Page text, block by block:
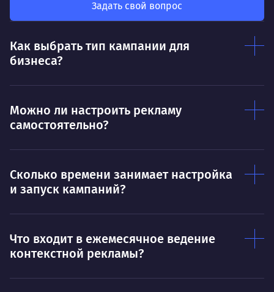
был больше, чем сумма результатов
Нравится
Договариваться.
Ты — это то, что ты делаешь. Этим всё
сказано.
О
Задать свой вопрос
Как выбрать тип кампании для
бизнеса?
Можно ли настроить рекламу
самостоятельно?
Сколько времени занимает настройка
и запуск кампаний?
Что входит в ежемесячное ведение
контекстной рекламы?